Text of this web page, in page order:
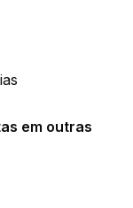
em outras